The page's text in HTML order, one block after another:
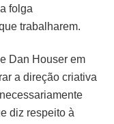
folga
trabalharem.
Dan Houser em
a direção criativa
diz respeito à